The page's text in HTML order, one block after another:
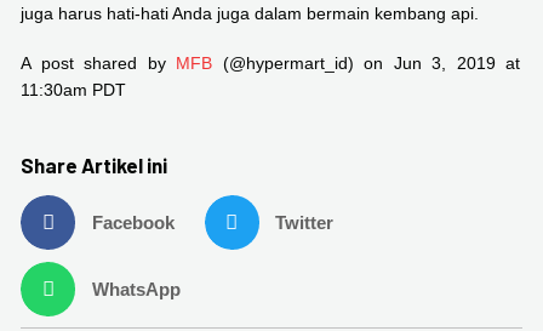
juga harus hati-hati Anda juga dalam bermain kembang api.
A post shared by MFB (@hypermart_id) on Jun 3, 2019 at
11:30am PDT
Share Artikel ini
Facebook Twitter
WhatsApp